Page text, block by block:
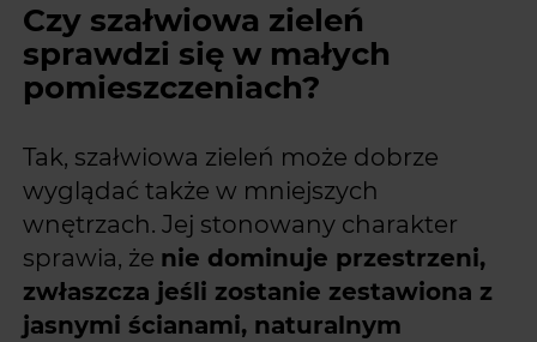
Czy szałwiowa zieleń
sprawdzi się w małych
pomieszczeniach?
Tak, szałwiowa zieleń może dobrze
wyglądać także w mniejszych
wnętrzach. Jej stonowany charakter
sprawia, że nie dominuje przestrzeni,
zwłaszcza jeśli zostanie zestawiona z
jasnymi ścianami, naturalnym